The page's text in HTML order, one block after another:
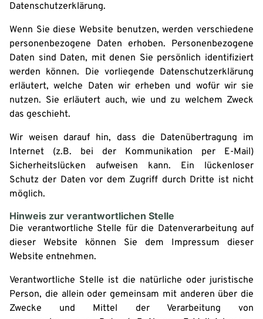
Datenschutzerklärung.
Wenn Sie diese Website benutzen, werden verschiedene
personenbezogene Daten erhoben. Personenbezogene
Daten sind Daten, mit denen Sie persönlich identifiziert
werden können. Die vorliegende Datenschutzerklärung
erläutert, welche Daten wir erheben und wofür wir sie
nutzen. Sie erläutert auch, wie und zu welchem Zweck
das geschieht.
Wir weisen darauf hin, dass die Datenübertragung im
Internet (z.B. bei der Kommunikation per E-Mail)
Sicherheitslücken aufweisen kann. Ein lückenloser
Schutz der Daten vor dem Zugriff durch Dritte ist nicht
möglich.
Hinweis zur verantwortlichen Stelle
Die verantwortliche Stelle für die Datenverarbeitung auf
dieser Website können Sie dem Impressum dieser
Website entnehmen.
Verantwortliche Stelle ist die natürliche oder juristische
Person, die allein oder gemeinsam mit anderen über die
Zwecke und Mittel der Verarbeitung von